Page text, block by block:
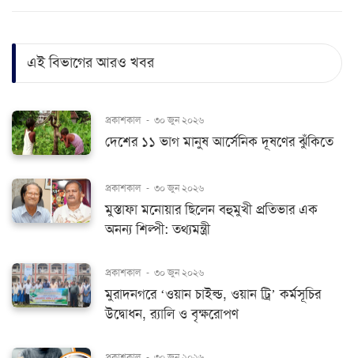
এই বিভাগের আরও খবর
প্রকাশকাল - ৩০ জুন ২০২৬
দেশের ১১ ভাগ মানুষ আর্সেনিক দূষণের ঝুঁকিতে
প্রকাশকাল - ৩০ জুন ২০২৬
মুস্তাফা মনোয়ার ছিলেন বহুমুখী প্রতিভার এক
অনন্য শিল্পী: তথ্যমন্ত্রী
প্রকাশকাল - ৩০ জুন ২০২৬
মুরাদনগরে ‘ওয়ান চাইল্ড, ওয়ান ট্রি’ কর্মসূচির
উদ্বোধন, র‌্যালি ও বৃক্ষরোপণ